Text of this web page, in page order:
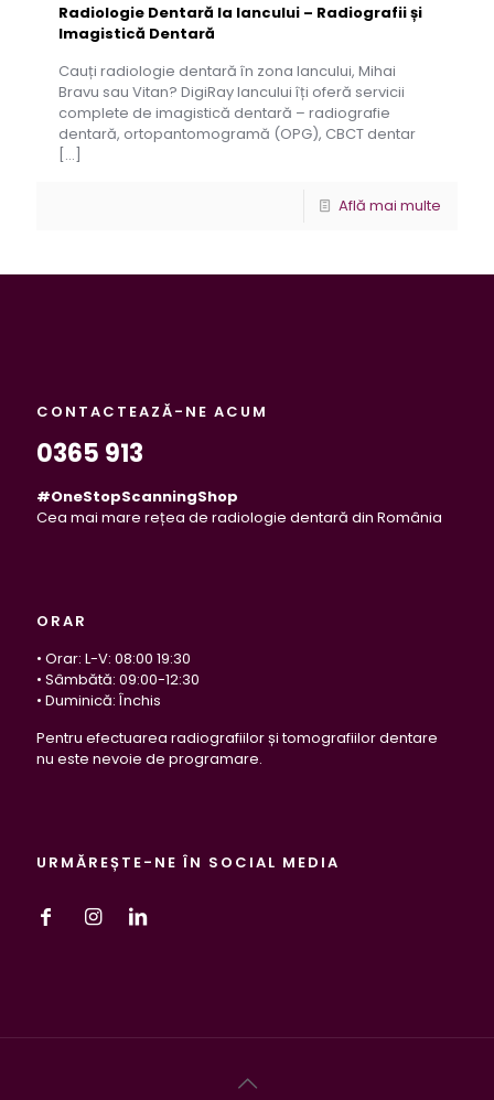
Radiologie Dentară la Iancului – Radiografii și
Imagistică Dentară
Cauți radiologie dentară în zona Iancului, Mihai
Bravu sau Vitan? DigiRay Iancului îți oferă servicii
complete de imagistică dentară – radiografie
dentară, ortopantomogramă (OPG), CBCT dentar
[…]
Află mai multe
CONTACTEAZĂ-NE ACUM
0365 913
#OneStopScanningShop
Cea mai mare rețea de radiologie dentară din România
ORAR
• Orar: L-V: 08:00 19:30
• Sâmbătă: 09:00-12:30
• Duminică: Închis
Pentru efectuarea radiografiilor și tomografiilor dentare
nu este nevoie de programare.
URMĂREȘTE-NE ÎN SOCIAL MEDIA